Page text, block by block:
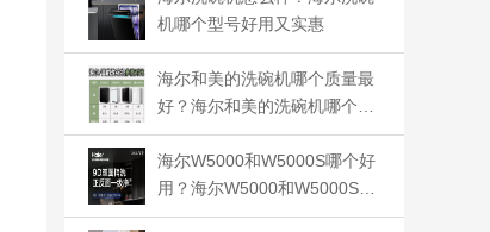
机哪个型号好用又实惠
海尔和美的洗碗机哪个质量最
好？海尔和美的洗碗机哪个型
号好
海尔W5000和W5000S哪个好
用？海尔W5000和W5000S哪
款更有性价比